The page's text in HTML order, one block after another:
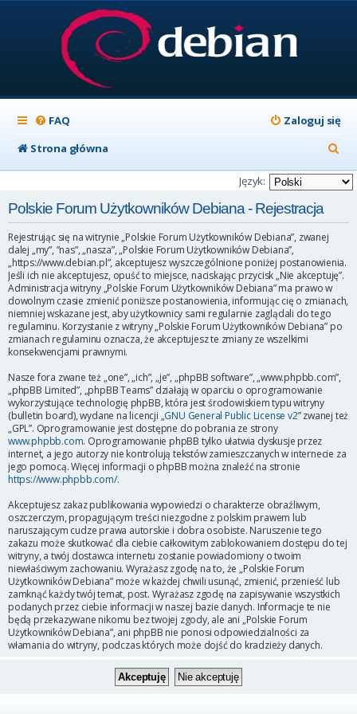
FAQ
Zaloguj się
Strona główna
z
u
j
Język:
Polskie Forum Użytkowników Debiana - Rejestracja
Rejestrując się na witrynie „Polskie Forum Użytkowników Debiana”, zwanej
dalej „my”, ”nas”, „nasza”, „Polskie Forum Użytkowników Debiana”,
„https://www.debian.pl”, akceptujesz wyszczególnione poniżej postanowienia.
Jeśli ich nie akceptujesz, opuść to miejsce, naciskając przycisk „Nie akceptuję”.
Administracja witryny „Polskie Forum Użytkowników Debiana” ma prawo w
dowolnym czasie zmienić poniższe postanowienia, informując cię o zmianach,
niemniej wskazane jest, aby użytkownicy sami regularnie zaglądali do tego
regulaminu. Korzystanie z witryny „Polskie Forum Użytkowników Debiana” po
zmianach regulaminu oznacza, że akceptujesz te zmiany ze wszelkimi
konsekwencjami prawnymi.
Nasze fora zwane też „one”, „ich”, „je”, „phpBB software”, „www.phpbb.com”,
„phpBB Limited”, „phpBB Teams” działają w oparciu o oprogramowanie
wykorzystujące technologię phpBB, która jest środowiskiem typu witryny
(bulletin board), wydane na licencji „GNU General Public License v2” zwanej też
„GPL”. Oprogramowanie jest dostępne do pobrania ze strony
www.phpbb.com. Oprogramowanie phpBB tylko ułatwia dyskusje przez
internet, a jego autorzy nie kontrolują tekstów zamieszczanych w internecie za
jego pomocą. Więcej informacji o phpBB można znaleźć na stronie
https://www.phpbb.com/.
Akceptujesz zakaz publikowania wypowiedzi o charakterze obraźliwym,
oszczerczym, propagującym treści niezgodne z polskim prawem lub
naruszającym cudze prawa autorskie i dobra osobiste. Naruszenie tego
zakazu może skutkować dla ciebie całkowitym zablokowaniem dostępu do tej
witryny, a twój dostawca internetu zostanie powiadomiony o twoim
niewłaściwym zachowaniu. Wyrażasz zgodę na to, że „Polskie Forum
Użytkowników Debiana” może w każdej chwili usunąć, zmienić, przenieść lub
zamknąć każdy twój temat, post. Wyrażasz zgodę na zapisywanie wszystkich
podanych przez ciebie informacji w naszej bazie danych. Informacje te nie
będą przekazywane nikomu bez twojej zgody, ale ani „Polskie Forum
Użytkowników Debiana”, ani phpBB nie ponosi odpowiedzialności za
włamania do witryny, podczas których może dojść do kradzieży danych.